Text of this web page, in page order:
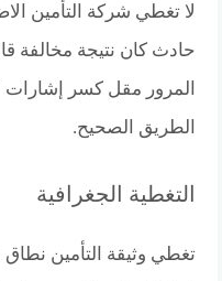
لا تغطي شركة التأمين
حادث كان نتيجة مخالفة
المرور مقل كسر إشارات
الطريق الصحيح.
التغطية الجغرافية
تغطي وثيقة التأمين